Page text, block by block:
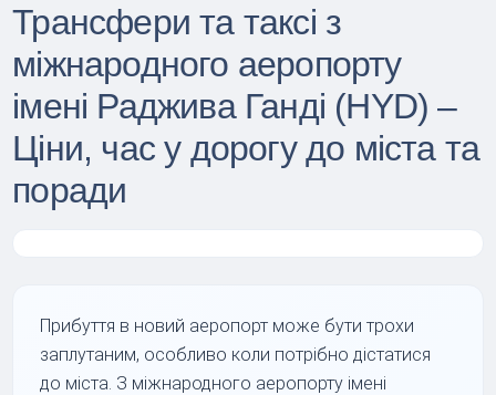
Трансфери та таксі з
міжнародного аеропорту
імені Раджива Ганді (HYD) –
Ціни, час у дорогу до міста та
поради
Прибуття в новий аеропорт може бути трохи
заплутаним, особливо коли потрібно дістатися
до міста. З міжнародного аеропорту імені